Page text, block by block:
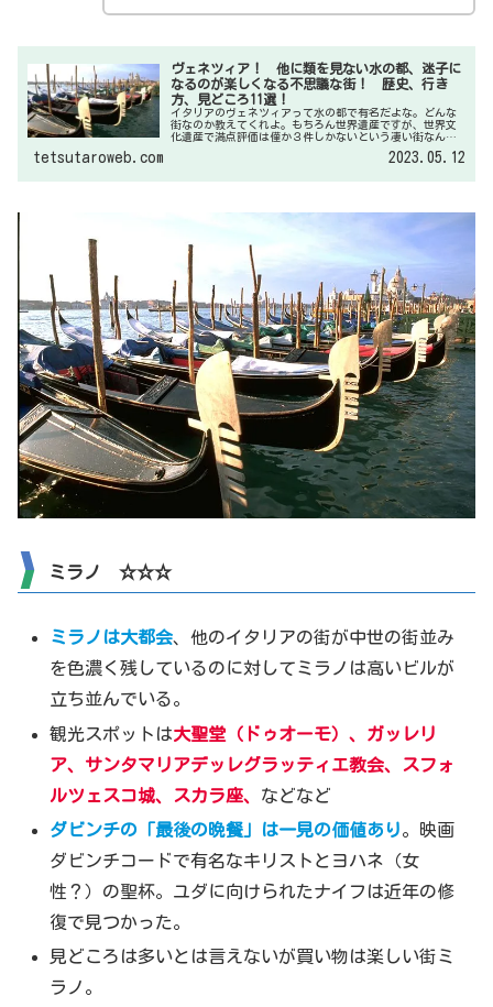
ヴェネツィア！ 他に類を見ない水の都、迷子に
なるのが楽しくなる不思議な街！ 歴史、行き
方、見どころ11選！
イタリアのヴェネツィアって水の都で有名だよな。どんな
街なのか教えてくれよ。もちろん世界遺産ですが、世界文
化遺産で満点評価は僅か３件しかないという凄い街なんで
tetsutaroweb.com 2023.05.12
ミラノ ☆☆☆
ミラノは大都会、他のイタリアの街が中世の街並み
を色濃く残しているのに対してミラノは高いビルが
立ち並んでいる。
観光スポットは大聖堂（ドゥオーモ）、ガッレリ
ア、サンタマリアデッレグラッティエ教会、スフォ
ルツェスコ城、スカラ座、 などなど
ダビンチの「最後の晩餐」は一見の価値あり。映画
ダビンチコードで有名なキリストとヨハネ（女
性？）の聖杯。ユダに向けられたナイフは近年の修
復で見つかった。
見どころは多いとは言えないが買い物は楽しい街ミ
ラノ。